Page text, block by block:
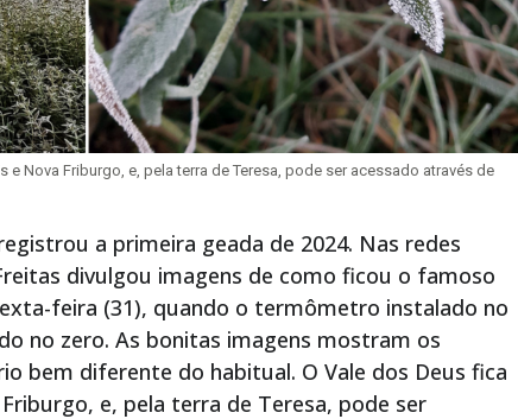
e Nova Friburgo, e, pela terra de Teresa, pode ser acessado através de
a primeira geada de 2024. Nas redes
divulgou imagens de como ficou o famoso
feira (31), quando o termômetro instalado no
no zero. As bonitas imagens mostram os
bem diferente do habitual. O Vale dos Deus fica
e, pela terra de Teresa, pode ser